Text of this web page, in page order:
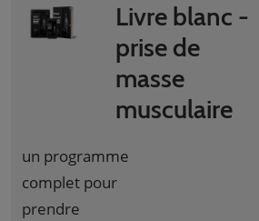
Livre blanc -
prise de
masse
musculaire
un programme
complet pour
prendre